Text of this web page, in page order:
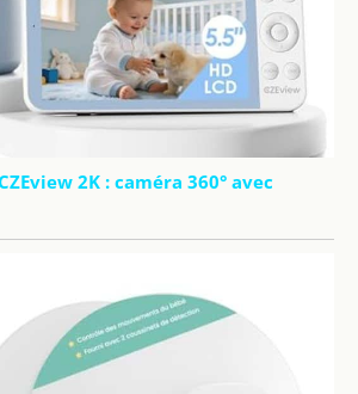
2K : caméra 360° avec